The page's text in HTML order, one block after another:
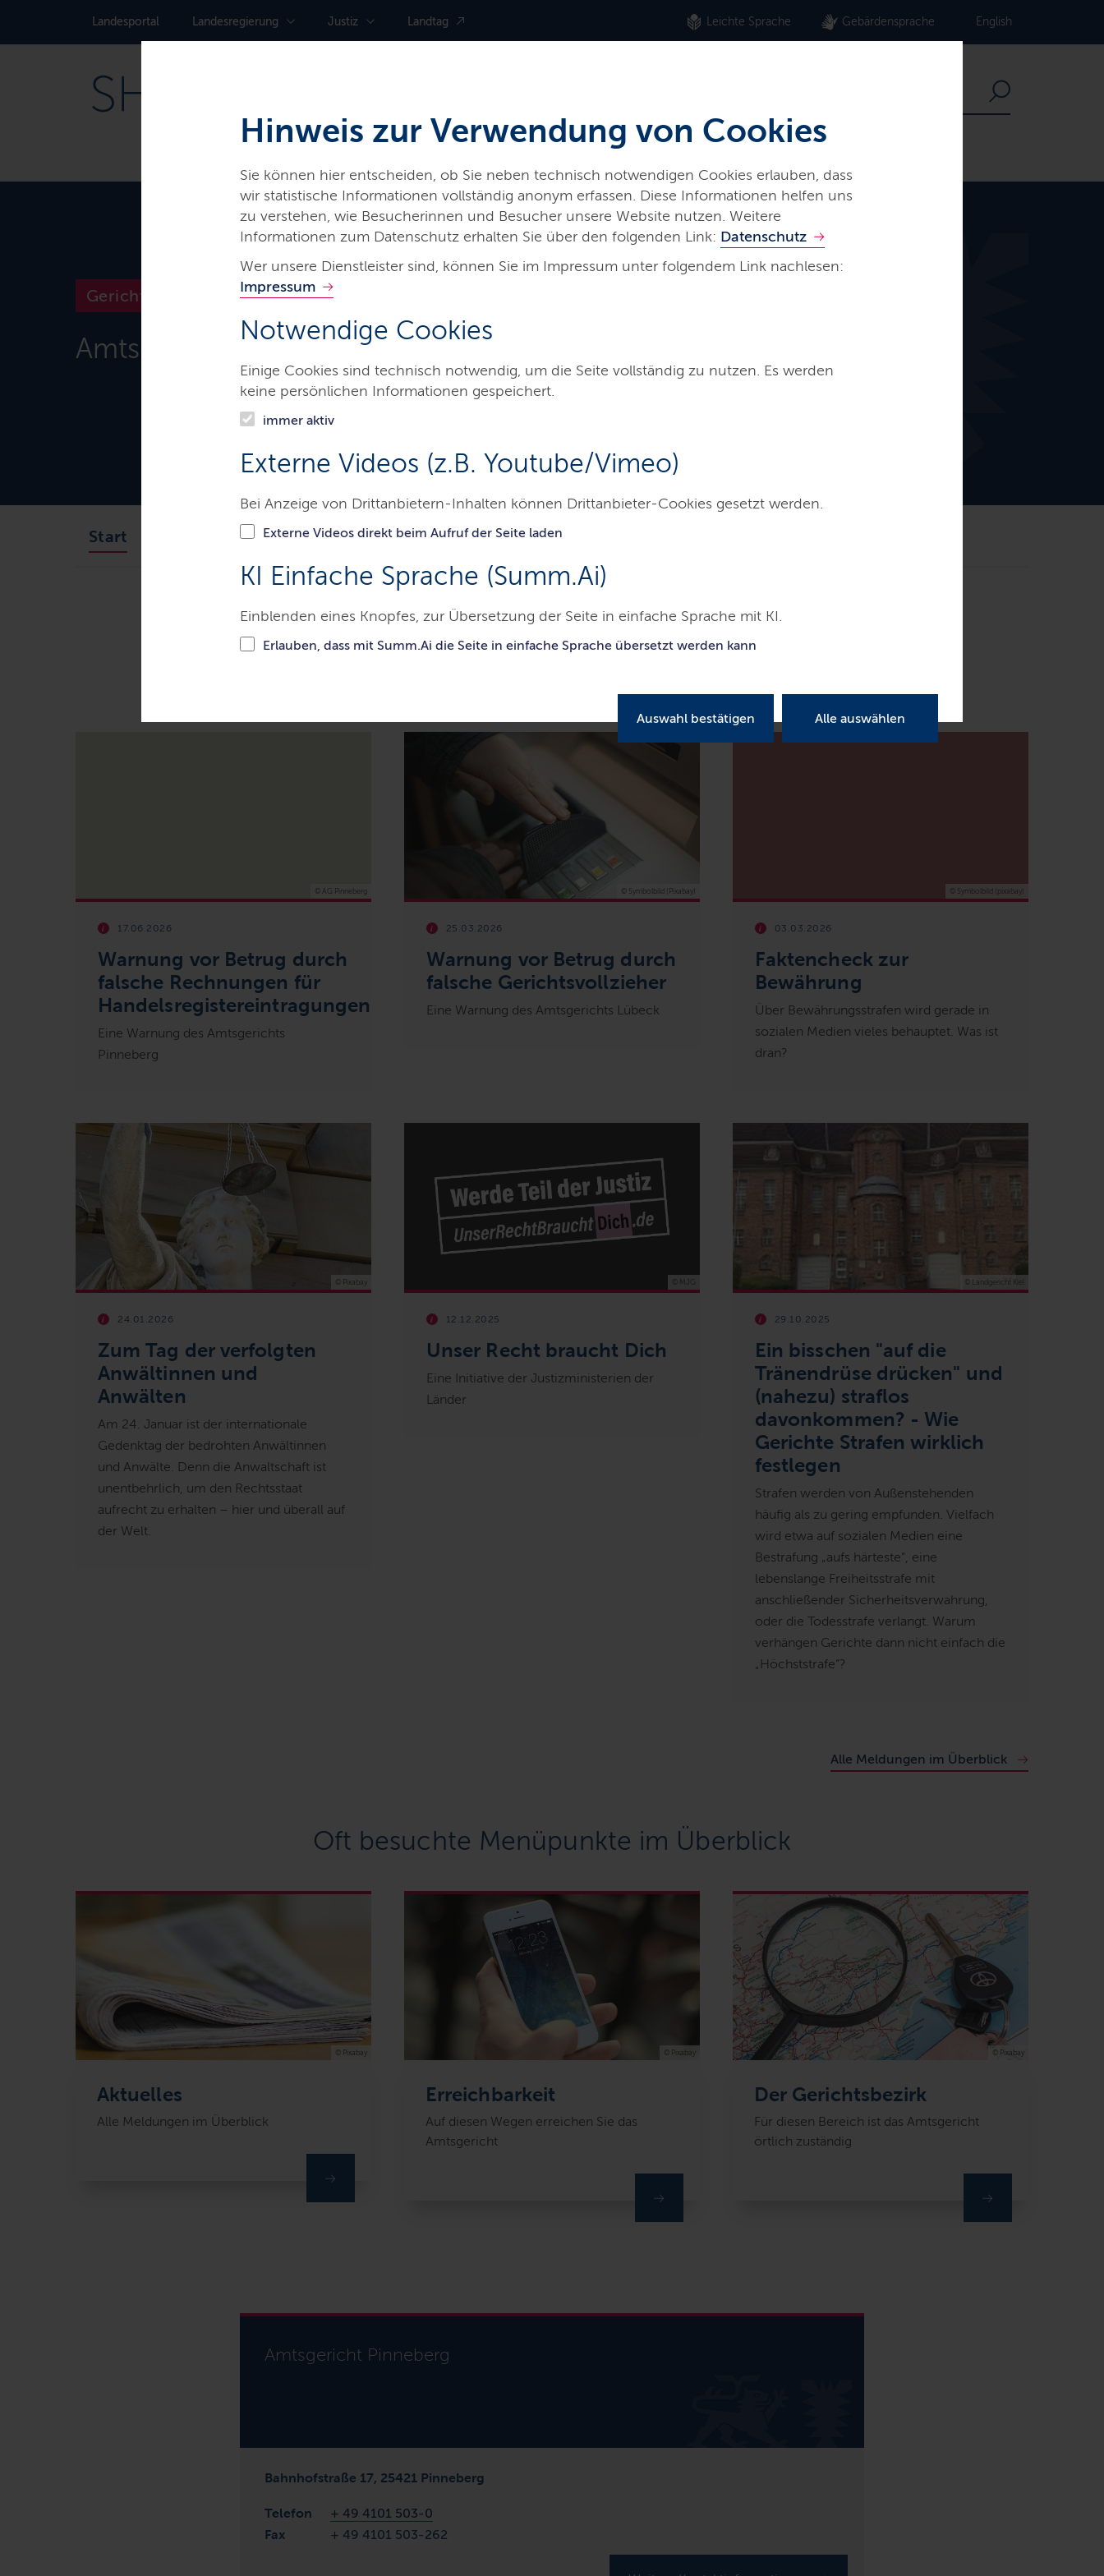
Hinweis zur Verwendung von Cookies
Sie können hier entscheiden, ob Sie neben technisch notwendigen Cookies erlauben, dass
wir statistische Informationen vollständig anonym erfassen. Diese Informationen helfen uns
zu verstehen, wie Besucherinnen und Besucher unsere Website nutzen. Weitere
Informationen zum Datenschutz erhalten Sie über den folgenden Link: Datenschutz
Wer unsere Dienstleister sind, können Sie im Impressum unter folgendem Link nachlesen:
Impressum
Notwendige Cookies
Einige Cookies sind technisch notwendig, um die Seite vollständig zu nutzen. Es werden
keine persönlichen Informationen gespeichert.
immer aktiv
Externe Videos (z.B. Youtube/Vimeo)
Bei Anzeige von Drittanbietern-Inhalten können Drittanbieter-Cookies gesetzt werden.
Externe Videos direkt beim Aufruf der Seite laden
KI Einfache Sprache (Summ.Ai)
Einblenden eines Knopfes, zur Übersetzung der Seite in einfache Sprache mit KI.
Erlauben, dass mit Summ.Ai die Seite in einfache Sprache übersetzt werden kann
Auswahl bestätigen Alle auswählen
Landes­portal Landes­regierung Justiz Landtag Leichte Sprache Gebärdensprache English
Amtsgericht Pinneberg
Gerichte & Justizbehörden
Start Das Gericht Aufgaben Besucher & Service Ausbildung & Beruf
Amtsgericht Pinneberg
Warnung vor Betrug durch
falsche Rechnungen für
Handelsregistereintragungen
17.06.2026
Eine Warnung des Amtsgerichts
Pinneberg
© AG Pinneberg
Warnung vor Betrug durch
falsche Gerichtsvollzieher
25.03.2026
Eine Warnung des Amtsgerichts Lübeck
© Symbolbild (Pixabay)
Faktencheck zur
Bewährung
03.03.2026
Über Bewährungsstrafen wird gerade in
sozialen Medien vieles behauptet. Was ist
dran?
© Symbolbild (pixabay)
Zum Tag der verfolgten
Anwältinnen und
Anwälten
24.01.2026
Am 24. Januar ist der internationale
Gedenktag der bedrohten Anwältinnen
und Anwälte. Denn die Anwaltschaft ist
unentbehrlich, um den Rechtsstaat
aufrecht zu erhalten – hier und überall auf
der Welt.
© Pixabay
Unser Recht braucht Dich
12.12.2025
Eine Initiative der Justizministerien der
Länder
Ein bisschen "auf die
Tränendrüse drücken" und
(nahezu) straflos
davonkommen? - Wie
Gerichte Strafen wirklich
festlegen
29.10.2025
Strafen werden von Außenstehenden
häufig als zu gering empfunden. Vielfach
wird etwa auf sozialen Medien eine
Bestrafung „aufs härteste“, eine
lebenslange Freiheitsstrafe mit
anschließender Sicherheitsverwahrung,
oder die Todesstrafe verlangt. Warum
verhängen Gerichte dann nicht einfach die
„Höchststrafe“?
© Landgericht Kiel
Alle Meldungen im Überblick
Oft besuchte Menüpunkte im Überblick
Aktuelles
Alle Meldungen im Überblick
© Pixabay
Erreichbarkeit
Auf diesen Wegen erreichen Sie das
Amtsgericht
© Pixabay
Der Gerichtsbezirk
Für diesen Bereich ist das Amtsgericht
örtlich zuständig
© Pixabay
Amtsgericht Pinneberg
Bahnhofstraße 17, 25421 Pinneberg
Telefon + 49 4101 503-0
Fax + 49 4101 503-262